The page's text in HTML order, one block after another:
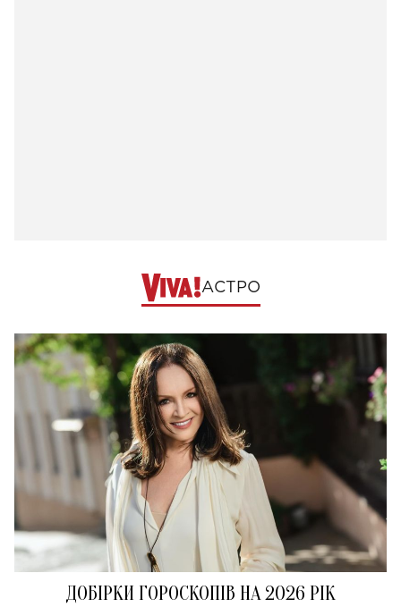
АСТРО
ДОБІРКИ ГОРОСКОПІВ НА 2026 РІК